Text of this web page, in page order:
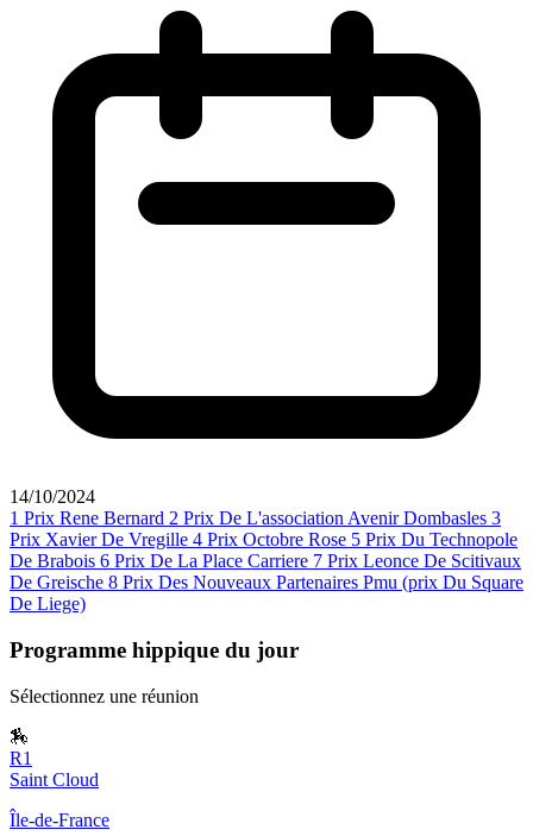
14/10/2024
1 Prix Rene Bernard 2 Prix De L'association Avenir Dombasles 3
Prix Xavier De Vregille 4 Prix Octobre Rose 5 Prix Du Technopole
De Brabois 6 Prix De La Place Carriere 7 Prix Leonce De Scitivaux
De Greische 8 Prix Des Nouveaux Partenaires Pmu (prix Du Square
De Liege)
Programme hippique du jour
Sélectionnez une réunion
🏇
R1
Saint Cloud
Île-de-France